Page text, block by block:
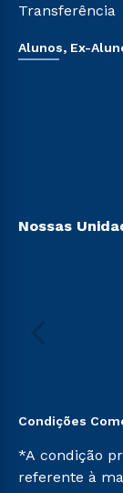
Transferência
Alunos, Ex-
Nossas
Condições
*A condição
referente à